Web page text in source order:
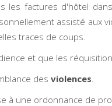
les factures d'hôtel
assisté aux
traces de coups.
et que les
des violences.
à une ordonnance de